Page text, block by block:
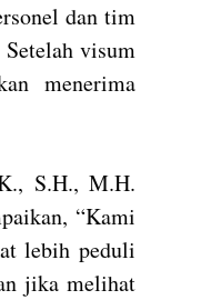
dan tim
visum
menerima
S.H., M.H.
“Kami
lebih peduli
jika melihat